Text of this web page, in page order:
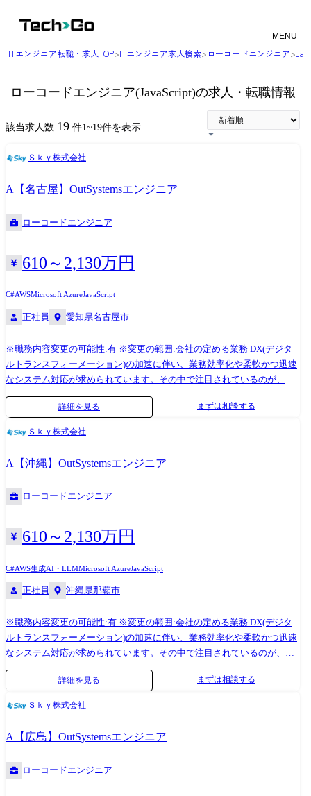
MENU
ITエンジニア転職・求人TOP>ITエンジニア求人検索> ローコードエンジニア>
ローコードエンジニア(JavaScript)の求人・転職情報
該当求人数 19 件1~19件を表示
Ｓｋｙ株式会社
A【名古屋】OutSystemsエンジニア
ローコードエンジニア
610～2,130万円
C#AWSMicrosoft AzureJavaScript
正社員 愛知県名古屋市
※職務内容変更の可能性:有 ※変更の範囲:会社の定める業務 DX(デジタ
ルトランスフォーメーション)の加速に伴い、業務効率化や柔軟かつ迅速
なシステム対応が求められています。その中で注目されているのが、高
い拡張性を持ったローコード開発基盤である「OutSystems」の活用で
す。 OutSystemsは、直感的なビジュアル開発や豊富な標準パーツ、AIに
を支援する開発基盤として多くの企業に導入されています。 また、企業
ごとの要件に合わせて柔軟にシステム構築が可能な数少ないローコード
ツールのため、基幹システムの刷新等の大規模な開発にも携わることが
可能です。 当社では、OutSystemsを活用した業務システムの構築・導入
を通じて、顧客満足度の高い業務プロセスの実現を支援するため、要件
っています。 そのため、今までは詳細設計等の実装部分での御活躍が多
かった技術者にも、サービスの企画段階から入っていただき、ユーザー
OutSystems導入に関するコンサルティング、設計、開発、導入後支援ま
携し、AWS、Azureといったクラウド環境へのOutSystems導入・支援を行
います。 より顧客に近い立場で、上流工程から提案型で顧客と共に課題
を解決できる点や、最新の技術トレンドを踏まえた継続的な成長が可能
である点が本業務のやりがいです。 ●OutSystemsエンジニアの主な業務
・提案・プリセールス 現行業務のDX化や既存システムからの移行などの
顧客課題・要望に対して、OutSystemsを使った改善策を検討し、プリセ
ョンなどの提案活動を行います。 ・要件定義・業務設計支援 現行業務の
分析を行い、OutSystemsの機能をベースに業務フローを再設計。業務部
門との連携を通じて実現可能な仕様を策定します。必要に応じて、
OutSystemsを用いたプロトタイプ作成や実現性の検証を並行して行いま
詳細を見る まずは相談する
Ｓｋｙ株式会社
A【沖縄】OutSystemsエンジニア
ローコードエンジニア
610～2,130万円
C#AWS生成AI・LLMMicrosoft AzureJavaScript
正社員 沖縄県那覇市
※職務内容変更の可能性:有 ※変更の範囲:会社の定める業務 DX(デジタ
ルトランスフォーメーション)の加速に伴い、業務効率化や柔軟かつ迅速
なシステム対応が求められています。その中で注目されているのが、高
い拡張性を持ったローコード開発基盤である「OutSystems」の活用で
す。 OutSystemsは、直感的なビジュアル開発や豊富な標準パーツ、AIに
よる開発アシスト機能を備えた統合プラットフォームであり、業務改革
ごとの要件に合わせて柔軟にシステム構築が可能な数少ないローコード
ツールのため、基幹システムの刷新等の大規模な開発にも携わることが
可能です。 当社では、OutSystemsを活用した業務システムの構築・導入
を通じて、顧客満足度の高い業務プロセスの実現を支援するため、要件
詳細を見る まずは相談する
Ｓｋｙ株式会社
A【広島】OutSystemsエンジニア
ローコードエンジニア